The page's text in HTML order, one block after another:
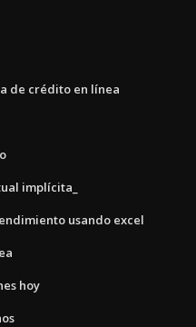
de crédito en línea
implícita_
usando excel
hoy